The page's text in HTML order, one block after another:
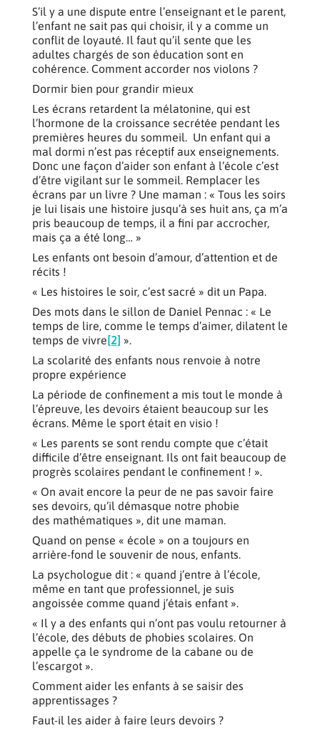
S’il y a une dispute entre l’enseignant et le parent,
l’enfant ne sait pas qui choisir, il y a comme un
conflit de loyauté. Il faut qu’il sente que les
adultes chargés de son éducation sont en
cohérence. Comment accorder nos violons ?
Dormir bien pour grandir mieux
Les écrans retardent la mélatonine, qui est
l’hormone de la croissance secrétée pendant les
premières heures du sommeil. Un enfant qui a
mal dormi n’est pas réceptif aux enseignements.
Donc une façon d’aider son enfant à l’école c’est
d’être vigilant sur le sommeil. Remplacer les
écrans par un livre ? Une maman : « Tous les soirs
je lui lisais une histoire jusqu’à ses huit ans, ça m’a
pris beaucoup de temps, il a fini par accrocher,
mais ça a été long… »
Les enfants ont besoin d’amour, d’attention et de
récits !
« Les histoires le soir, c’est sacré » dit un Papa.
Des mots dans le sillon de Daniel Pennac : « Le
temps de lire, comme le temps d’aimer, dilatent le
temps de vivre[2] ».
La scolarité des enfants nous renvoie à notre
propre expérience
La période de confinement a mis tout le monde à
l’épreuve, les devoirs étaient beaucoup sur les
écrans. Même le sport était en visio !
« Les parents se sont rendu compte que c’était
difficile d’être enseignant. Ils ont fait beaucoup de
progrès scolaires pendant le confinement ! ».
« On avait encore la peur de ne pas savoir faire
ses devoirs, qu’il démasque notre phobie
des mathématiques », dit une maman.
Quand on pense « école » on a toujours en
arrière-fond le souvenir de nous, enfants.
La psychologue dit : « quand j’entre à l’école,
même en tant que professionnel, je suis
angoissée comme quand j’étais enfant ».
« Il y a des enfants qui n’ont pas voulu retourner à
l’école, des débuts de phobies scolaires. On
appelle ça le syndrome de la cabane ou de
l’escargot ».
Comment aider les enfants à se saisir des
apprentissages ?
Faut-il les aider à faire leurs devoirs ?